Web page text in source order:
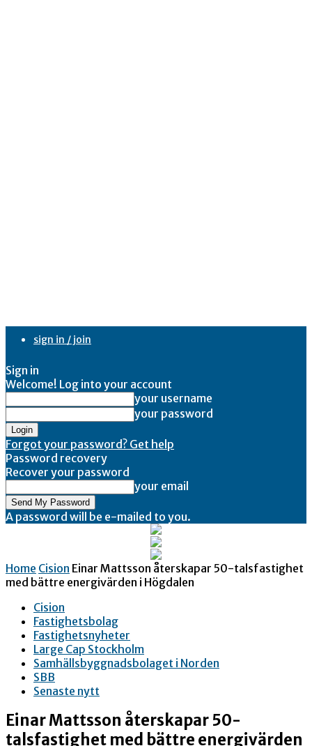
sign in / join
Sign in
Welcome! Log into your account
your username
your password
Forgot your password? Get help
Password recovery
Recover your password
your email
A password will be e-mailed to you.
Home Cision Einar Mattsson återskapar 50-talsfastighet
med bättre energivärden i Högdalen
Cision
Fastighetsbolag
Fastighetsnyheter
Large Cap Stockholm
Samhällsbyggnadsbolaget i Norden
SBB
Senaste nytt
Einar Mattsson återskapar 50-
talsfastighet med bättre energivärden